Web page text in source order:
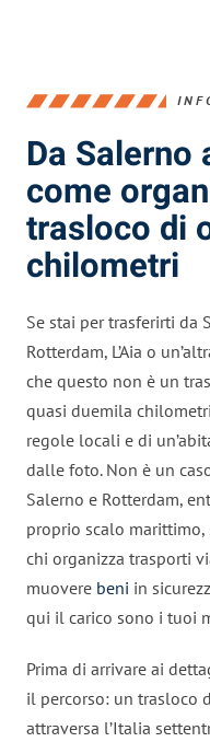
Da Salerno
come
trasloco di
chilometri
Se stai per trasferirti da
Rotterdam, L’Aia o
che questo non è un
quasi duemila
regole locali e di
dalle foto. Non è un
Salerno e Rotterdam,
proprio scalo
chi organizza trasporti
muovere beni in
qui il carico sono i tuoi
Prima di arrivare ai
il percorso: un trasloco
attraversa l’Italia